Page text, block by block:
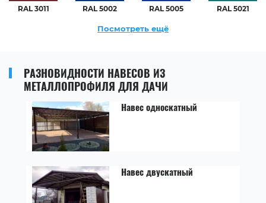
RAL 3011 RAL 5002 RAL 5005 RAL 5021
Посмотреть ещё
РАЗНОВИДНОСТИ НАВЕСОВ ИЗ
МЕТАЛЛОПРОФИЛЯ ДЛЯ ДАЧИ
Навес односкатный
Навес двускатный